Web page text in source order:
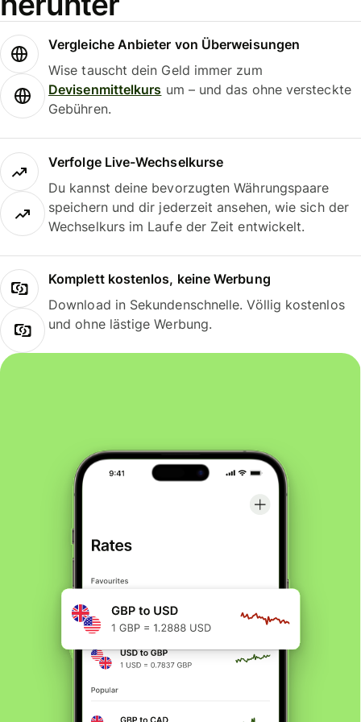
Vergleiche Anbieter von Überweisungen
Wise tauscht dein Geld immer zum
Devisenmittelkurs um – und das ohne versteckte
Gebühren.
Verfolge Live-Wechselkurse
Du kannst deine bevorzugten Währungspaare
speichern und dir jederzeit ansehen, wie sich der
Wechselkurs im Laufe der Zeit entwickelt.
Komplett kostenlos, keine Werbung
Download in Sekundenschnelle. Völlig kostenlos
und ohne lästige Werbung.